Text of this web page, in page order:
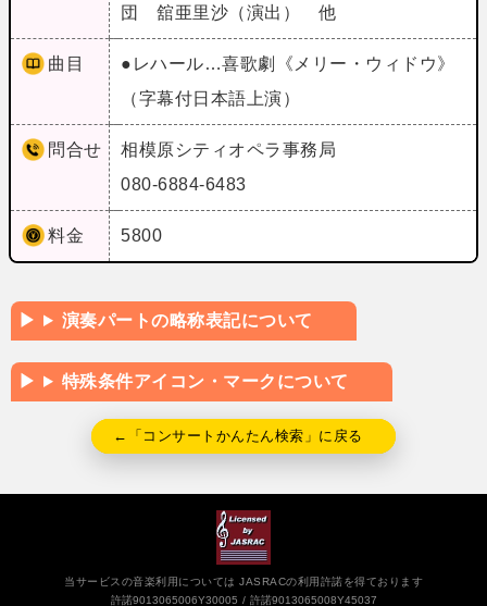
団 舘亜里沙（演出） 他
曲目
●レハール…喜歌劇《メリー・ウィドウ》
（字幕付日本語上演）
問合せ
相模原シティオペラ事務局
080-6884-6483
料金 5800
演奏パートの略称表記について
特殊条件アイコン・マークについて
←「コンサートかんたん検索」に戻る
当サービスの音楽利用については JASRACの利用許諾を得ております
許諾9013065006Y30005
許諾9013065008Y45037